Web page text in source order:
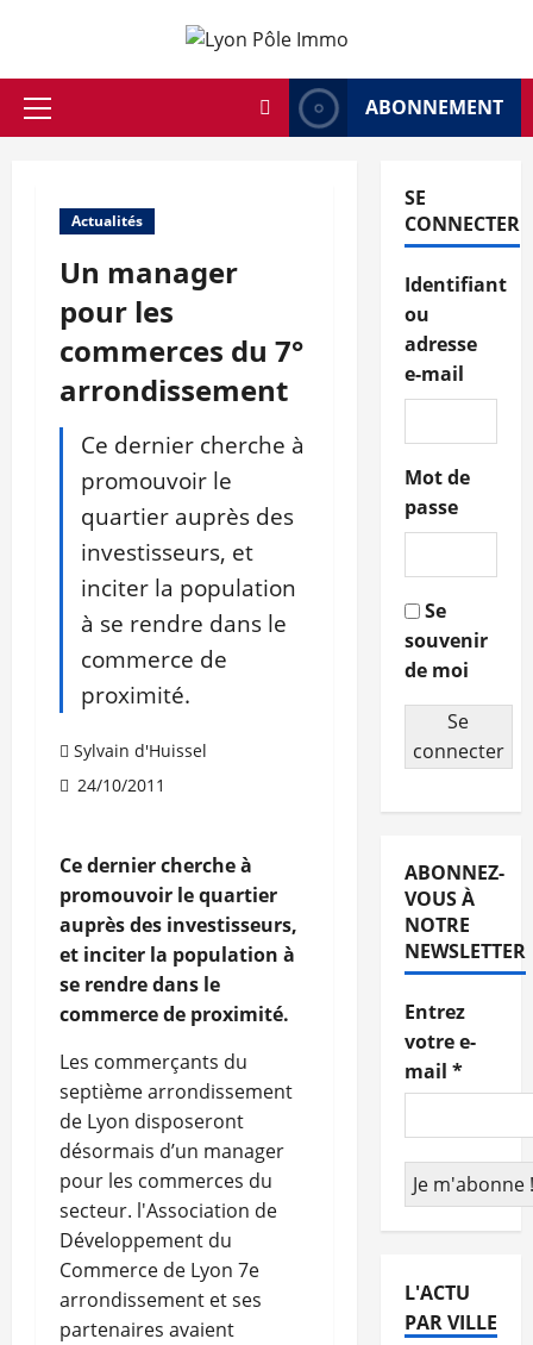
contenu
Menu
ABONNEMENT
Actualités
Un manager
pour les
commerces du 7°
arrondissement
Ce dernier cherche à
promouvoir le
quartier auprès des
investisseurs, et
inciter la population
à se rendre dans le
commerce de
proximité.
Sylvain d'Huissel
24/10/2011
Ce dernier cherche à
promouvoir le quartier
auprès des investisseurs,
et inciter la population à
se rendre dans le
commerce de proximité.
Les commerçants du
septième arrondissement
de Lyon disposeront
désormais d’un manager
pour les commerces du
secteur. l'Association de
Développement du
Commerce de Lyon 7e
arrondissement et ses
partenaires avaient
SE
CONNECTER
Identifiant
ou
adresse
e-mail
Mot de
passe
Se
souvenir
de moi
Se
connecter
ABONNEZ-
VOUS À
NOTRE
NEWSLETTER
Entrez
votre e-
mail *
L'ACTU
PAR VILLE